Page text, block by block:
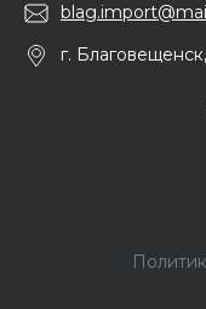
г.